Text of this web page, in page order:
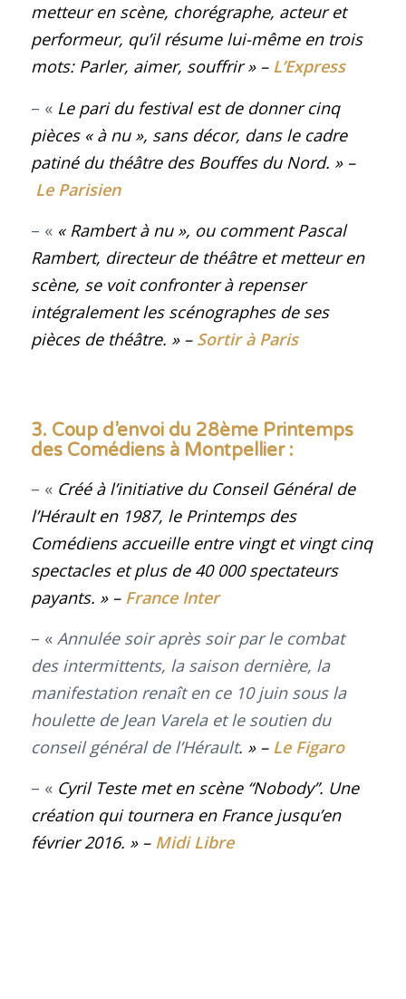
metteur en scène, chorégraphe, acteur et
performeur, qu’il résume lui-même en trois
mots: Parler, aimer, souffrir» – L’Express
– « Le pari du festival est de donner cinq
pièces « à nu », sans décor, dans le cadre
patiné du théâtre des Bouffes du Nord. » –
Le Parisien
– « « Rambert à nu », ou comment Pascal
Rambert, directeur de théâtre et metteur en
scène, se voit confronter à repenser
intégralement les scénographes de ses
pièces de théâtre. » – Sortir à Paris
3. Coup d’envoi du 28ème Printemps
des Comédiens à Montpellier :
– « Créé à l’initiative du Conseil Général de
l’Hérault en 1987, le Printemps des
Comédiens accueille entre vingt et vingt cinq
spectacles et plus de 40 000 spectateurs
payants. » – France Inter
– « Annulée soir après soir par le combat
des intermittents, la saison dernière, la
manifestation renaît en ce 10 juin sous la
houlette de Jean Varela et le soutien du
conseil général de l’Hérault. » – Le Figaro
– « Cyril Teste met en scène “Nobody”. Une
création qui tournera en France jusqu’en
février 2016. » – Midi Libre